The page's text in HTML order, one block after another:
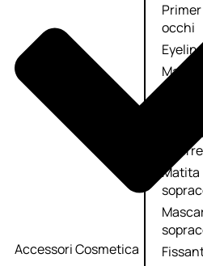
Primer
occhi
Eyeliner
Mascara
e
Matita
Accessori Cosmetica